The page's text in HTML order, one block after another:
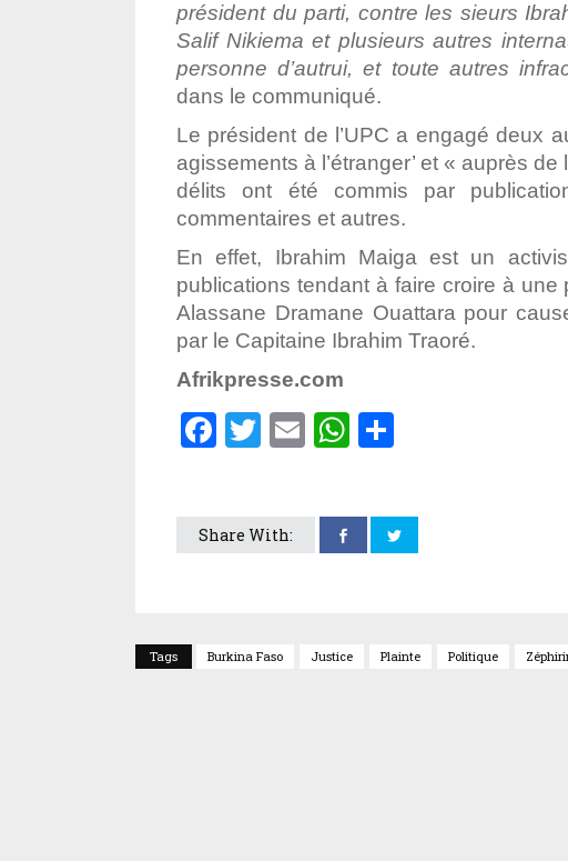
président du parti, contre les sieurs
Salif Nikiema et plusieurs autres
personne d’autrui, et toute autres
dans le communiqué.
Le président de l’UPC a engagé deux
agissements à l’étranger’ et « auprès
délits ont été commis par
commentaires et autres.
En effet, Ibrahim Maiga est un
publications tendant à faire croire à
Alassane Dramane Ouattara pour
par le Capitaine Ibrahim Traoré.
Afrikpresse.com
Facebook
Twitter
EmailWhatsApp
Share With:
Tags Burkina Faso Justice Plainte Politique